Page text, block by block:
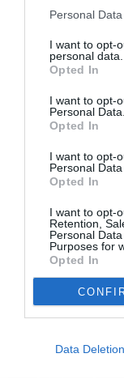
Personal
I want to opt-
personal data.
Opted In
I want to opt-
Personal Data.
Opted In
I want to opt-
Personal
Opted In
I want to opt-
Retention,
Personal
Purposes for
Opted In
Data Deletion
ενός
διηγημάτων
Σιγκισμούντ